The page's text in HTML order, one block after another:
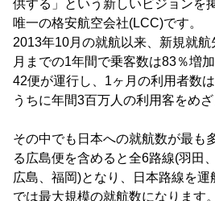
供する」という新しいビジョンを
唯一の格安航空会社(LCC)です。
2013年10月の就航以来、新規就
月までの1年間で乗客数は83％増
42便が運行し、1ヶ月の利用者数
うちに年間3百万人の利用客をめざ
その中でも日本への就航数が最も
る広島便を含めると全6路線(羽田
広島、福岡)となり、日本路線を
では最大規模の就航数になります。